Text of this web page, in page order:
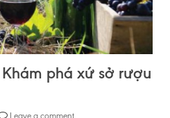
phá xứ sở rượu
Leave a comment